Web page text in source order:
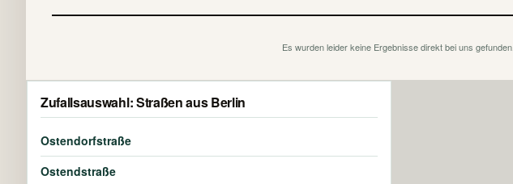
Es wurden leider keine Ergebnisse direkt bei uns gefunden.
Zufallsauswahl: Straßen aus Berlin
Ostendorfstraße
Ostendstraße